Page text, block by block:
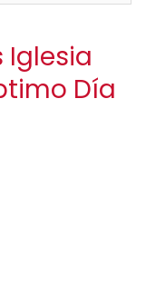
Iglesia
Día